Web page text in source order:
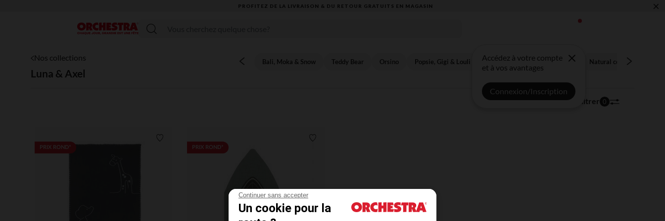
Continuer sans accepter
Un cookie pour la
PROFITEZ DE LA LIVRAISON & DU RETOUR GRATUITS EN MAGASIN​ ×
Menu
Accédez à votre compte
et à vos avantages
Connexion/Inscription
Nos collections
Luna & Axel
Bali, Moka & Snow Teddy Bear Orsino Popsie, Gigi & Louli Jungle Jambo Felix & Leo Natural cocoon
2 articlesTrier | Filtrer 0
PRIX ROND* Liste de souhaits
PRIX ROND*